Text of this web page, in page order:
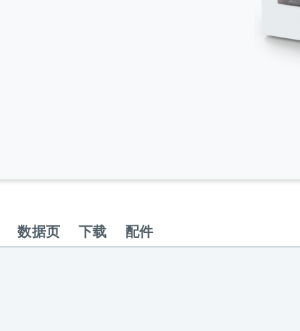
数据页 下载 配件